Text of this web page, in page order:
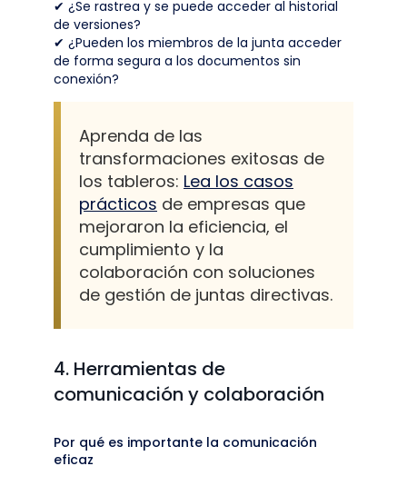
✔ ¿Se rastrea y se puede acceder al historial
de versiones?
✔ ¿Pueden los miembros de la junta acceder
de forma segura a los documentos sin
conexión?
Aprenda de las
transformaciones exitosas de
los tableros: Lea los casos
prácticos de empresas que
mejoraron la eficiencia, el
cumplimiento y la
colaboración con soluciones
de gestión de juntas directivas.
4. Herramientas de
comunicación y colaboración
Por qué es importante la comunicación
eficaz